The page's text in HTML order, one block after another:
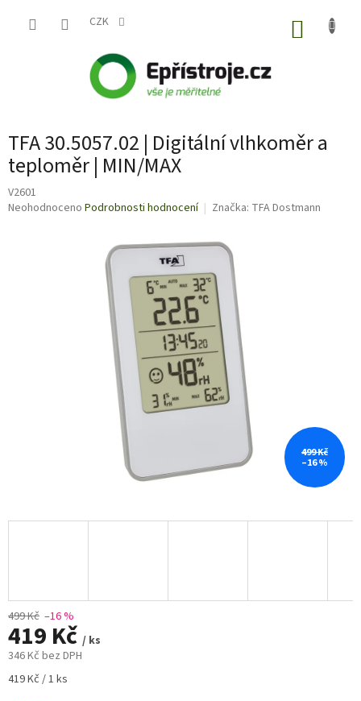
CZK
TFA 30.5057.02 | Digitální vlhkoměr a
teploměr | MIN/MAX
V2601
Průměrné
Neohodnoceno Podrobnosti hodnocení Značka: TFA Dostmann
499 Kč
–16 %
499 Kč –16 %
419 Kč / ks
346 Kč bez DPH
Měrná
419 Kč / 1 ks